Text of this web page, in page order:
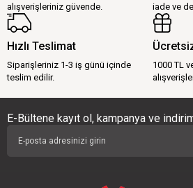
alışverişleriniz güvende.
iade ve
Hızlı Teslimat
Siparişleriniz 1-3 iş günü içinde
teslim edilir.
1000 TL
E-Bültene kayıt ol, kampanya ve